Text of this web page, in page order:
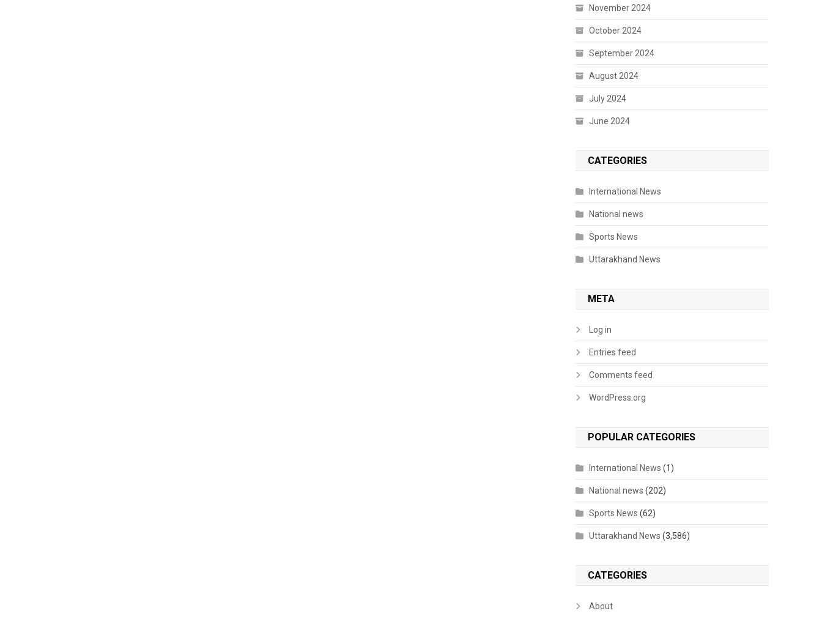
November 2024
October 2024
September 2024
August 2024
July 2024
June 2024
CATEGORIES
International News
National news
Sports News
Uttarakhand News
META
Log in
Entries feed
Comments feed
WordPress.org
POPULAR CATEGORIES
International News (1)
National news (202)
Sports News (62)
Uttarakhand News (3,586)
CATEGORIES
About